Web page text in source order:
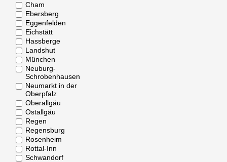
Cham
Ebersberg
Eggenfelden
Eichstätt
Hassberge
Landshut
München
Neuburg-
Schrobenhausen
Neumarkt in der
Oberpfalz
Oberallgäu
Ostallgäu
Regen
Regensburg
Rosenheim
Rottal-Inn
Schwandorf